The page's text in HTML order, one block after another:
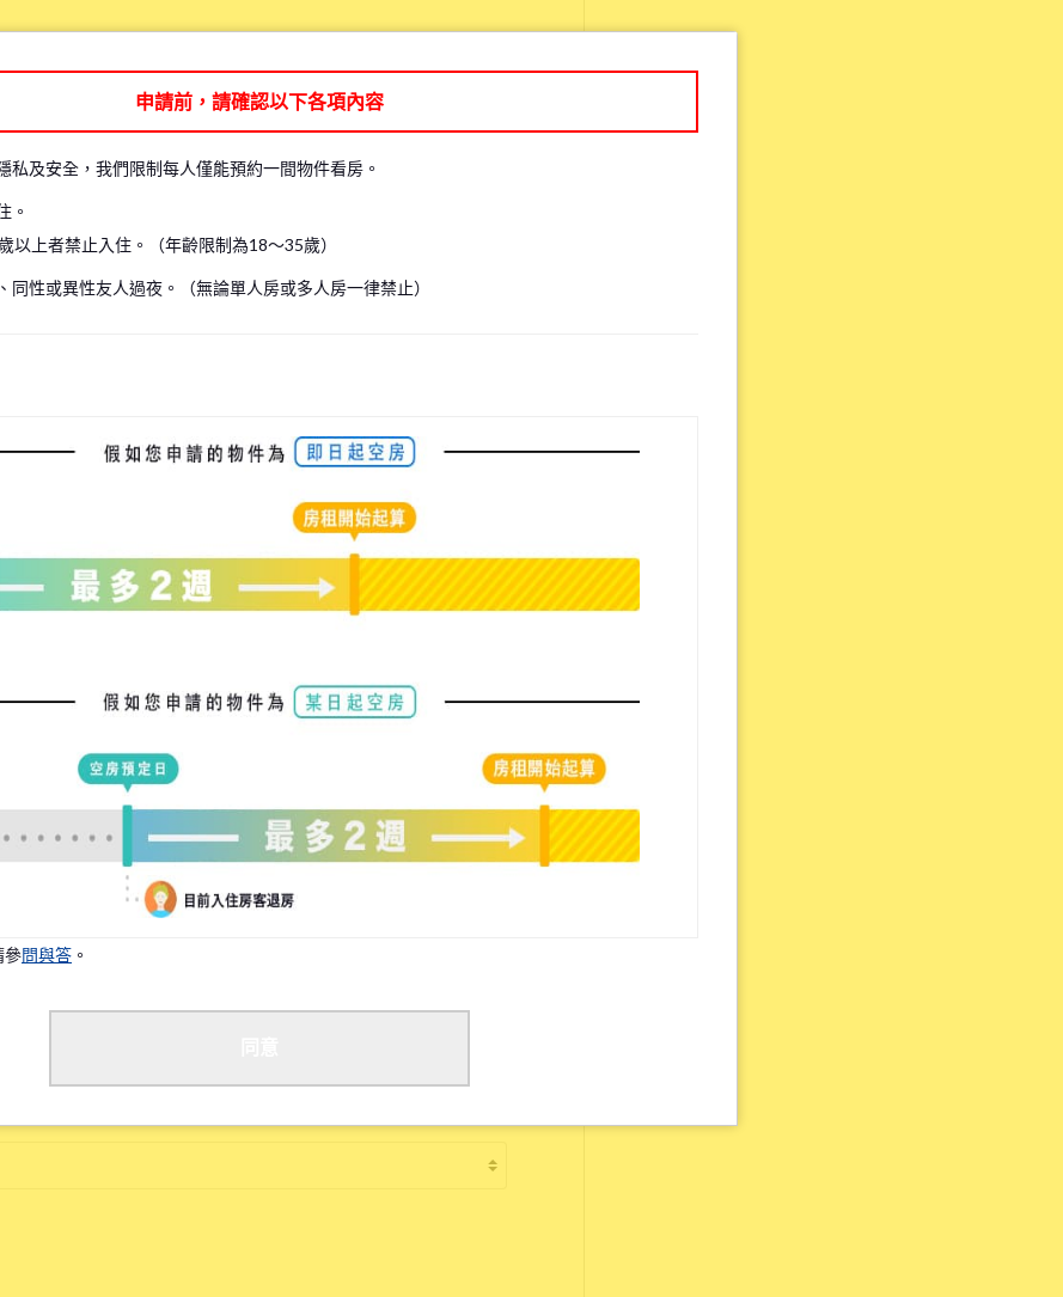
法進入房間內參觀。在這種情況下，我們僅能帶您參觀共用空間，請見諒。
（包含現場看房及線上看房）
申請前，請確認以下各項內容
私及安全，我們限制每人僅能預約一間物件看房。
。
以上者禁止入住。（年齡限制為18～35歲）
同性或異性友人過夜。（無論單人房或多人房一律禁止）
參問與答 。